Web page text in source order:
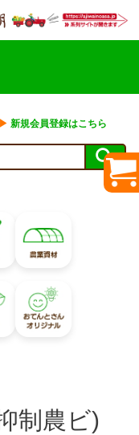
▶︎ 新規会員登録はこちら
制農ビ)